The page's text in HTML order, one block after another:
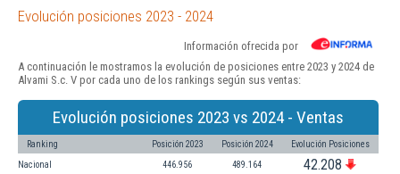
Evolución posiciones 2023 - 2024
Información ofrecida por
A continuación le mostramos la evolución de posiciones entre 2023 y 2024 de
Alvami S.c. V por cada uno de los rankings según sus ventas:
Evolución posiciones 2023 vs 2024 - Ventas
Ranking Posición 2023 Posición 2024 Evolución Posiciones
Nacional 446.956 489.164 42.208